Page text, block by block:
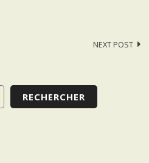
NEXT POST
RECHERCHER